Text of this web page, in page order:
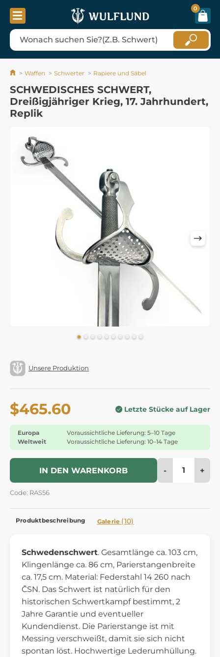
0
Waffen Schwerter Rapiere und Säbel
SCHWEDISCHES SCHWERT,
Dreißigjähriger Krieg, 17. Jahrhundert,
Replik
Unsere Produktion
$465.60 Letzte Stücke auf Lager
Europa
Voraussichtliche Lieferung: 5–10 Tage
Weltweit
Voraussichtliche Lieferung: 10–14 Tage
IN DEN WARENKORB - +
Code: RAS56
Produktbeschreibung Galerie (10)
Schwedenschwert. Gesamtlänge ca. 103 cm,
Klingenlänge ca. 86 cm, Parierstangenbreite
ca. 17,5 cm. Material: Federstahl 14 260 nach
ČSN. Das Schwert ist natürlich für den
historischen Schwertkampf bestimmt, 2
Jahre Garantie und eventueller
Kundendienst. Die Parierstange ist mit
Messing verschweißt, damit sie sich nicht
spontan löst. Hochwertige Lederumhüllung.